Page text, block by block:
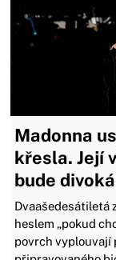
Madonna
křesla. Její
bude
Dvaašedesátiletá
heslem „pokud
povrch vyplouvají